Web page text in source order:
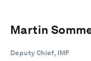
Martin
Deputy Chief, IMF